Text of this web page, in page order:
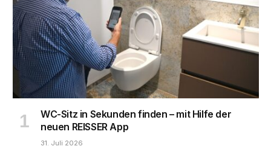
WC-Sitz in Sekunden finden – mit Hilfe der
neuen REISSER App
31. Juli 2026